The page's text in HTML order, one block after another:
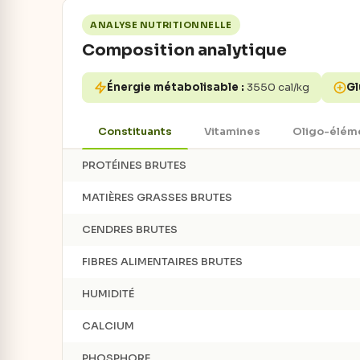
ANALYSE NUTRITIONNELLE
Composition analytique
Énergie métabolisable : 3550 cal/kg
Constituants Vitamines Oligo-
PROTÉINES BRUTES
MATIÈRES GRASSES BRUTES
CENDRES BRUTES
FIBRES ALIMENTAIRES BRUTES
HUMIDITÉ
CALCIUM